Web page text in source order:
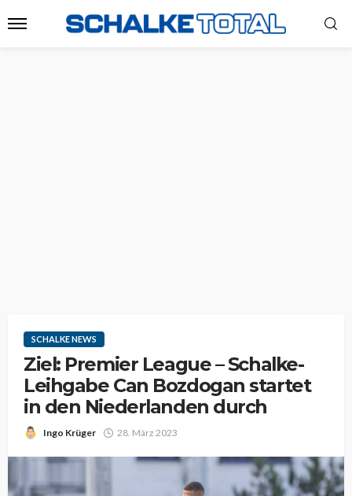
SCHALKE NEWS
Ziel: Premier League – Schalke-
Leihgabe Can Bozdogan startet
in den Niederlanden durch
Ingo Krüger 28. März 2023